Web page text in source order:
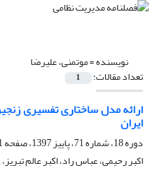
نویسنده =موتمنی، علیرضا
تعداد مقالات: 1
ارائه مدل ساختاری تفسیری
ایران
دوره 18، شماره 71، پاییز 1397، صفحه
اکبر رحیمی، عباس راد، اکبر عالم